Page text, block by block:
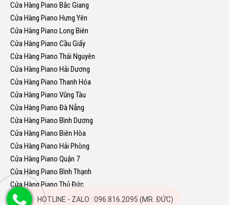
Cửa Hàng Piano Bắc Giang
Cửa Hàng Piano Hưng Yên
Cửa Hàng Piano Long Biên
Cửa Hàng Piano Cầu Giấy
Cửa Hàng Piano Thái Nguyên
Cửa Hàng Piano Hải Dương
Cửa Hàng Piano Thanh Hóa
Cửa Hàng Piano Vũng Tàu
Cửa Hàng Piano Đà Nẵng
Cửa Hàng Piano Bình Dương
Cửa Hàng Piano Biên Hòa
Cửa Hàng Piano Hải Phòng
Cửa Hàng Piano Quận 7
Cửa Hàng Piano Bình Thạnh
Cửa Hàng Piano Thủ Đức
Cửa Hàng Piano Quận Bình Tân
HOTLINE - ZALO : 096.816.2095 (MR. ĐỨC)